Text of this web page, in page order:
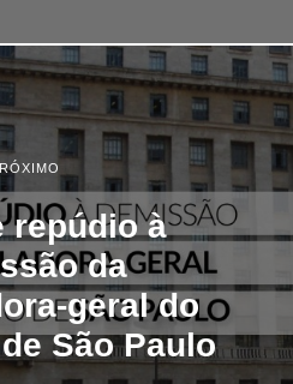
repúdio à
da
geral do
São Paulo